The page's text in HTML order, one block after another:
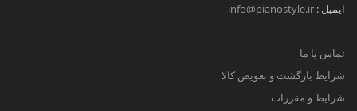
ایمیل : info@pianostyle.ir
تماس با ما
شرایط بازگشت و تعویض کالا
شرایط و مقررات